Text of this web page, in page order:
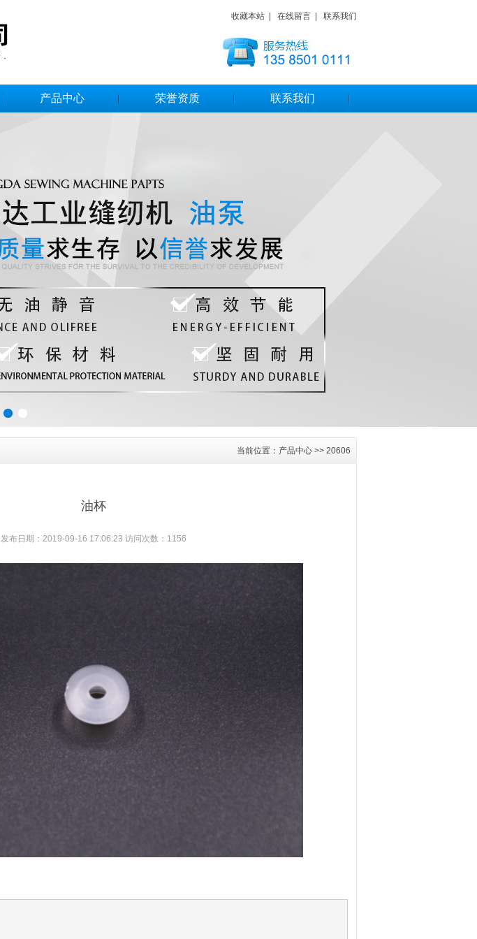
收藏本站 在线留言 联系我们
产品中心 荣誉资质 联系我们
当前位置： 产品中心 >> 20606
油杯
发布日期：2019-09-16 17:06:23 访问次数：1156